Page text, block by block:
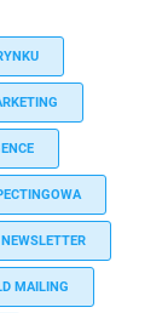
NEWSLETTER
MAILING